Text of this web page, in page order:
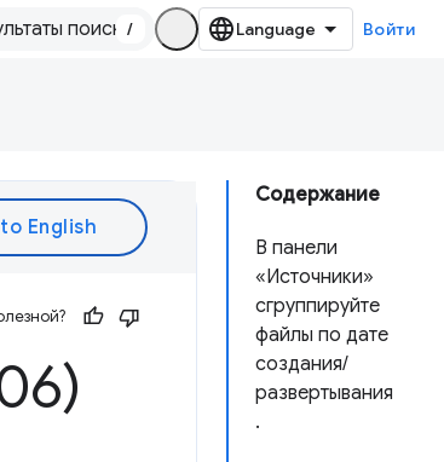
/ Войти
Содержание
В панели
«Источники»
сгруппируйте
файлы по дате
создания/
развертывания
.